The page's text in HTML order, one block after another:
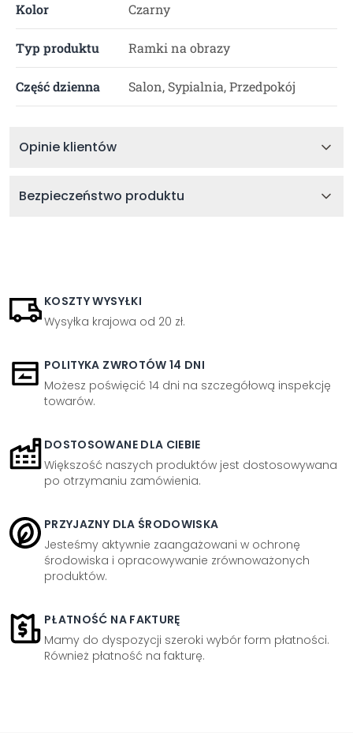
Kolor Czarny
Typ produktu Ramki na obrazy
Część dzienna Salon, Sypialnia, Przedpokój
Opinie klientów
Bezpieczeństwo produktu
KOSZTY WYSYŁKI
Wysyłka krajowa od 20 zł.
POLITYKA ZWROTÓW 14 DNI
Możesz poświęcić 14 dni na szczegółową inspekcję
towarów.
DOSTOSOWANE DLA CIEBIE
Większość naszych produktów jest dostosowywana
po otrzymaniu zamówienia.
PRZYJAZNY DLA ŚRODOWISKA
Jesteśmy aktywnie zaangażowani w ochronę
środowiska i opracowywanie zrównoważonych
produktów.
PŁATNOŚĆ NA FAKTURĘ
Mamy do dyspozycji szeroki wybór form płatności.
Również płatność na fakturę.